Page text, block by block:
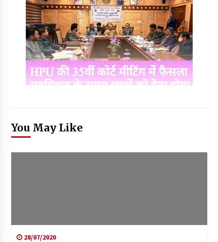
You May Like
28/07/2020